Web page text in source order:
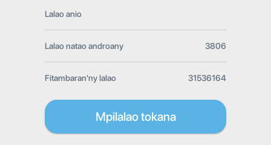
Lalao anio
Lalao natao androany 3806
Fitambaran'ny lalao 31536164
Mpilalao tokana